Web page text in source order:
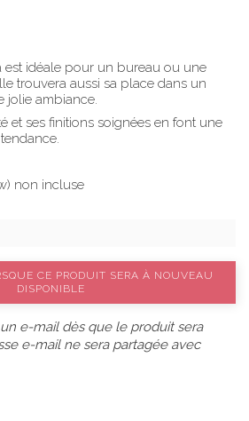
est idéale pour un bureau ou une
trouvera aussi sa place dans un
jolie ambiance.
et ses finitions soignées en font une
non incluse
CE PRODUIT SERA À NOUVEAU
DISPONIBLE
e-mail dès que le produit sera
e-mail ne sera partagée avec